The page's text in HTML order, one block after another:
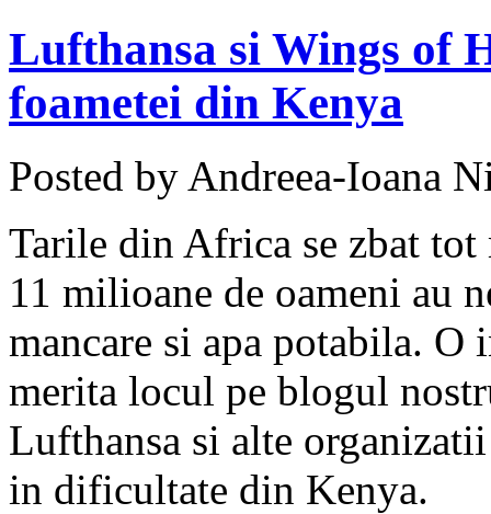
Lufthansa si Wings of
foametei din Kenya
Posted by Andreea-Ioana
Tarile din Africa se zbat tot
11 milioane de oameni au
mancare si apa potabila.
merita locul pe blogul
Lufthansa si alte
in dificultate din Kenya.